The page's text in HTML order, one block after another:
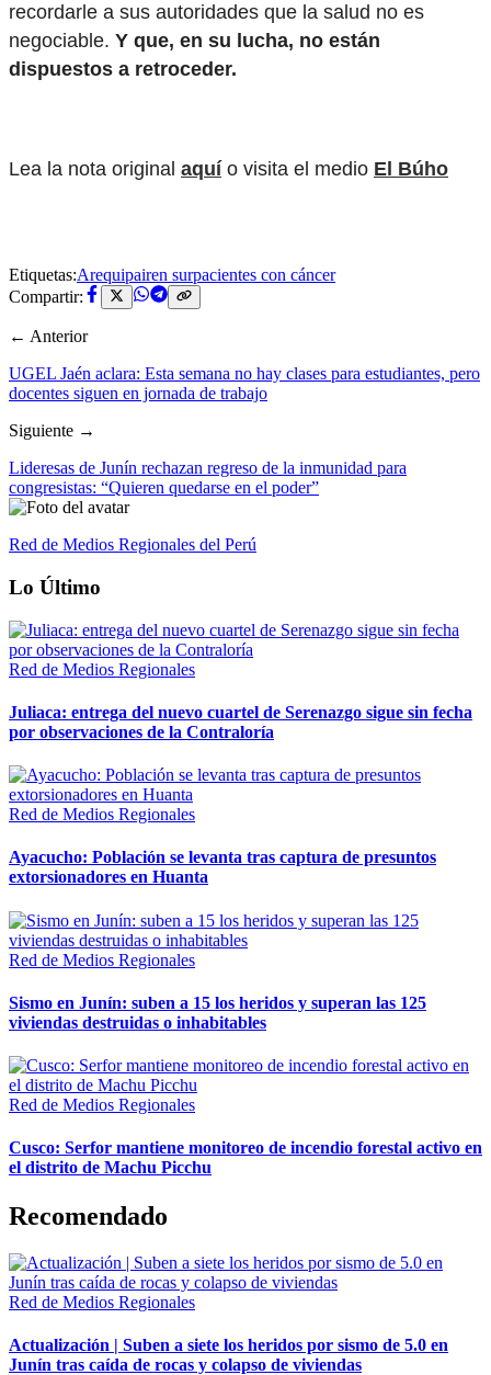
recordarle a sus autoridades que la salud no es
negociable. Y que, en su lucha, no están
dispuestos a retroceder.
Lea la nota original aquío visita el medio El Búho
Etiquetas:Arequipairen surpacientes con cáncer
Compartir:
← Anterior
UGEL Jaén aclara: Esta semana no hay clases para estudiantes, pero
docentes siguen en jornada de trabajo
Siguiente →
Lideresas de Junín rechazan regreso de la inmunidad para
congresistas: “Quieren quedarse en el poder”
Red de Medios Regionales del Perú
Lo Último
Red de Medios Regionales
Juliaca: entrega del nuevo cuartel de Serenazgo sigue sin fecha
por observaciones de la Contraloría
Red de Medios Regionales
Ayacucho: Población se levanta tras captura de presuntos
extorsionadores en Huanta
Red de Medios Regionales
Sismo en Junín: suben a 15 los heridos y superan las 125
viviendas destruidas o inhabitables
Red de Medios Regionales
Cusco: Serfor mantiene monitoreo de incendio forestal activo en
el distrito de Machu Picchu
Recomendado
Red de Medios Regionales
Actualización | Suben a siete los heridos por sismo de 5.0 en
Junín tras caída de rocas y colapso de viviendas